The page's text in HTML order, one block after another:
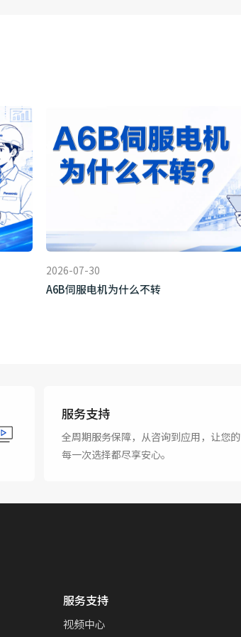
2026-07-30
A6B伺服电机为什么不转
服务支持
全周期服务保障，从咨询到应用，让您的
每一次选择都尽享安心。
服务支持
视频中心